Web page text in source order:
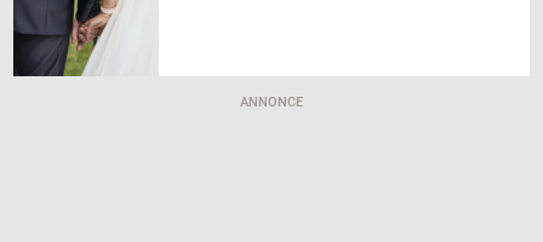
ANNONCE